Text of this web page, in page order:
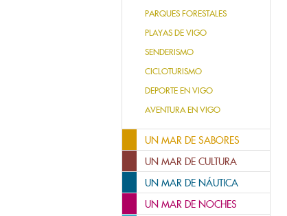
PARQUES FORESTALES
PLAYAS DE VIGO
SENDERISMO
CICLOTURISMO
DEPORTE EN VIGO
AVENTURA EN VIGO
UN MAR DE SABORES
UN MAR DE CULTURA
UN MAR DE NÁUTICA
UN MAR DE NOCHES